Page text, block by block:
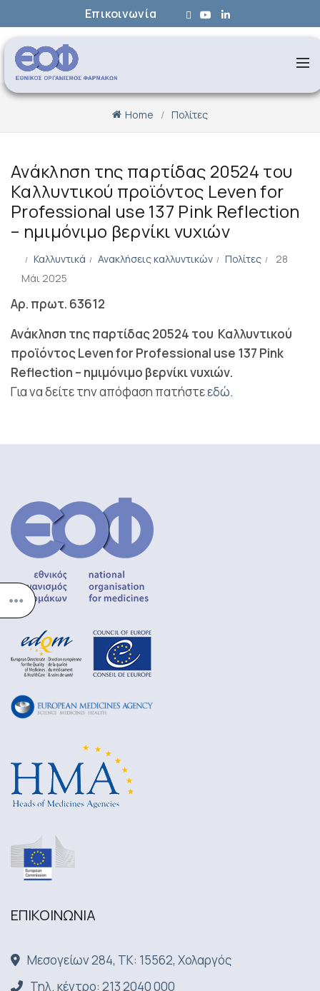
Επικοινωνία
Home Πολίτες
Ανάκληση της παρτίδας 20524 του
Καλλυντικού προϊόντος Leven for
Professional use 137 Pink Reflection
– ημιμόνιμο βερνίκι νυχιών
Καλλυντικά Ανακλήσεις καλλυντικών Πολίτες
28
Μάι 2025
Αρ. πρωτ. 63612
Ανάκληση της παρτίδας 20524 του Καλλυντικού
προϊόντος Leven for Professional use 137 Pink
Reflection – ημιμόνιμο βερνίκι νυχιών.
Για να δείτε την απόφαση πατήστεεδώ.
ΕΠΙΚΟΙΝΩΝΙA
Μεσογείων 284, ΤΚ: 15562, Χολαργός
Τηλ. κέντρο: 213 2040 000